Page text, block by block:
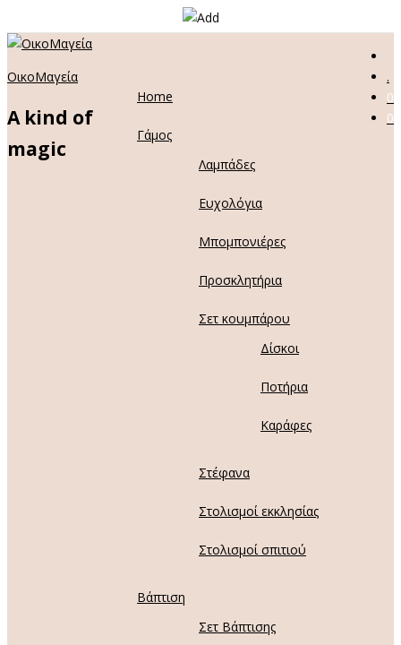
ΟικοΜαγεία
A kind of
magic
Home
Γάμος
Λαμπάδες
Ευχολόγια
Μπομπονιέρες
Προσκλητήρια
Σετ κουμπάρου
Δίσκοι
Ποτήρια
Καράφες
Στέφανα
Στολισμοί εκκλησίας
Στολισμοί σπιτιού
Βάπτιση
Σετ Βάπτισης
.
0
0